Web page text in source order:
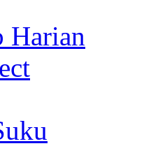
Harian